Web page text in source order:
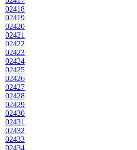
02418
02419
02420
02421
02422
02423
02424
02425
02426
02427
02428
02429
02430
02431
02432
02433
02434